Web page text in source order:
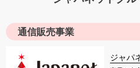
通信販売事業
ジャパ